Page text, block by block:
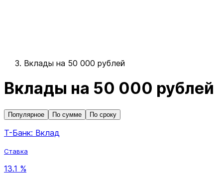
Вклады на 50 000 рублей
Вклады на 50 000 рублей
Популярное По сумме По сроку
Т-Банк: Вклад
Ставка
13.1 %